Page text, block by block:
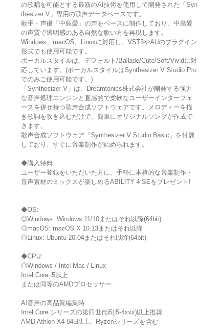
の歌唱を可能とする最新のAI技術を使用して開発された「Syn
thesizer V」専用の歌声データベースです。
歌手・声優「中島愛」の声をベースに制作しており、中島愛
の声質で透明感のある自然な歌い方を再現します。
Windows、macOS、Linuxに対応し、VST3やAUのプラグイン
形式でも使用可能です。
ボーカルスタイルは、デフォルト/Ballade/Cute/Soft/Vividに対
応しています。(ボーカルスタイルはSynthesizer V Studio Pro
でのみご使用可能です。)
「Synthesizer V」は、Dreamtonics株式会社が開発する強力
な音声処理エンジンと直感的で柔軟なユーザーインターフェ
ースを併せ持つ歌声合成ソフトウェアです。メロディーを描
き歌詞を吹き込むだけで、簡単にオリジナルソングが作成で
きます。
歌声合成ソフトウェア「Synthesizer V Studio Basic」を付属
しており、すぐに音楽制作が始められます。
◆購入特典
ユーザー登録をいただいた方に、手軽に本格的な音楽制作・
音声素材のミックスが楽しめるABILITY 4 SEをプレゼント!
◆OS:
◎Windows: Windows 11/10またはそれ以降(64bit)
◎macOS: macOS X 10.13またはそれ以降
◎Linux: Ubuntu 20.04またはそれ以降(64bit)
◆CPU:
◎Windows / Intel Mac / Linux
Intel Core i5以上
または同等のAMDプロセッサー
AI音声の高品質編集時:
Intel Core シリーズの第四世代i5(i5-4xxx)以上推奨
AMD Athlon X4 845以上、Ryzenシリーズを含む